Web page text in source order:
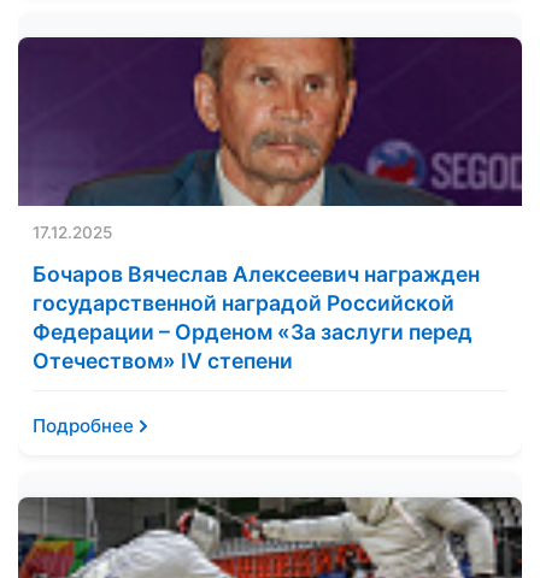
17.12.2025
Бочаров Вячеслав Алексеевич награжден
государственной наградой Российской
Федерации – Орденом «За заслуги перед
Отечеством» IV степени
Подробнее